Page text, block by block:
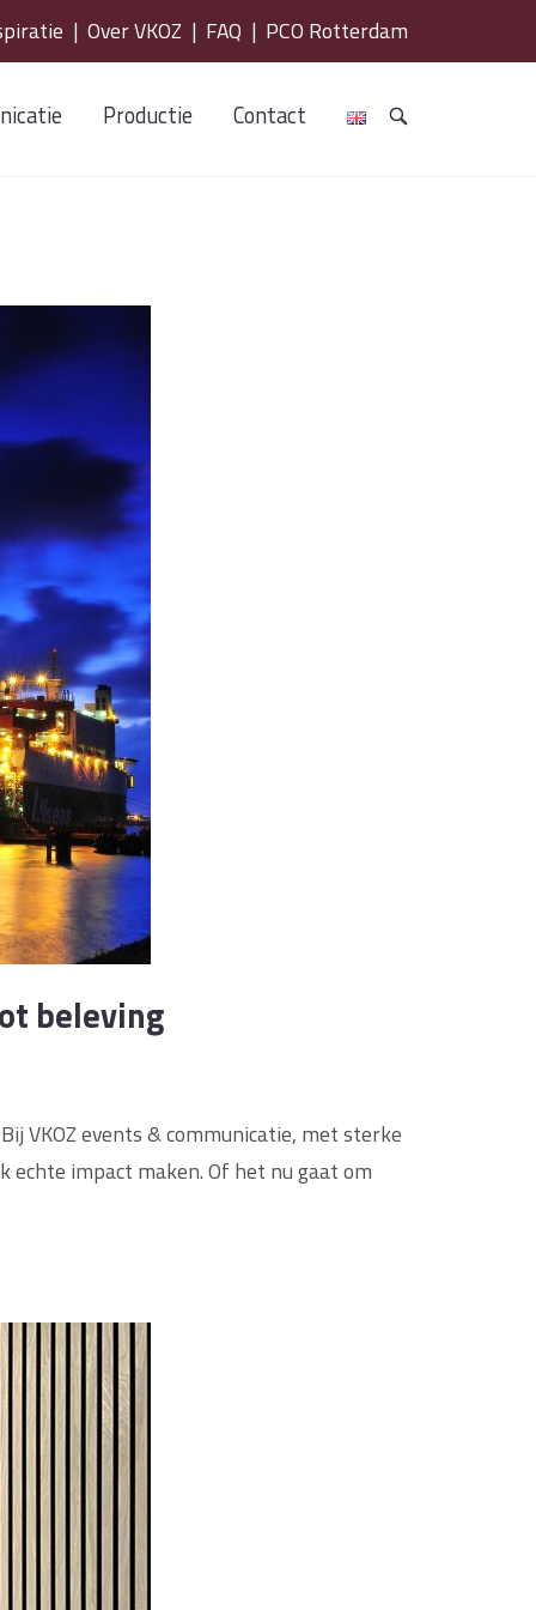
| Over VKOZ | FAQ | PCO Rotterdam
Productie Contact
OPEN
beleving
VKOZ events & communicatie, met sterke
echte impact maken. Of het nu gaat om